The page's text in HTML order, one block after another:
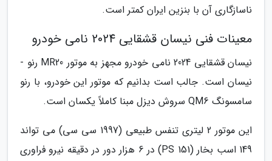
ناسازگاری آن با بنزین ایران کمتر است.
معینات فنی نیسان قشقایی 2024 نامی خودرو
نیسان قشقایی 2024 نامی خودرو مجهز به موتور MR20 رنو -
نیسان است. جالب است بدانیم که موتور این خودرو، با رنو
سامسونگ QM6 سروش دیزل مبنا کاملاً یکسان است.
این موتور 2 لیتری تنفس طبیعی (1997 سی سی) می تواند
149 اسب بخار (PS 151) در 6 هزار دور در دقیقه نیرو فراوری